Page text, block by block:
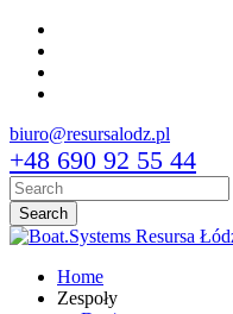
Skip
main
content
biuro@resursalodz.pl
+48 690 92 55 44
Search
Close
Menu
Home
Zespoły